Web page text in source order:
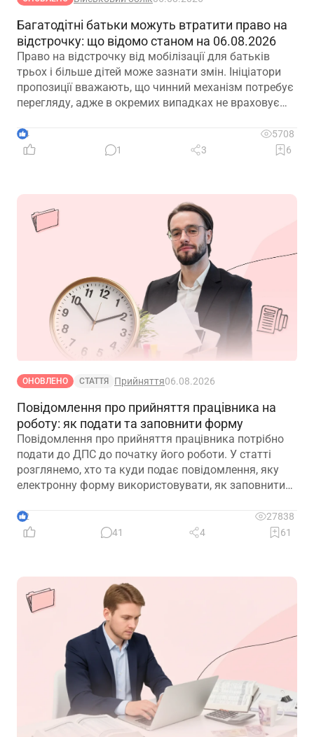
Багатодітні батьки можуть втратити право на
відстрочку: що відомо станом на 06.08.2026
Право на відстрочку від мобілізації для батьків
трьох і більше дітей може зазнати змін. Ініціатори
пропозиції вважають, що чинний механізм потребує
перегляду, адже в окремих випадках не враховує
дітей. Водночас вже з’явилися перші офіційні
коментарі
4
5708
1
3 6
ОНОВЛЕНО СТАТТЯ Прийняття06.08.2026
Повідомлення про прийняття працівника на
роботу: як подати та заповнити форму
Повідомлення про прийняття працівника потрібно
подати до ДПС до початку його роботи. У статті
розглянемо, хто та куди подає повідомлення, яку
електронну форму використовувати, як заповнити
несвоєчасного подання
2
27838
41
4 61